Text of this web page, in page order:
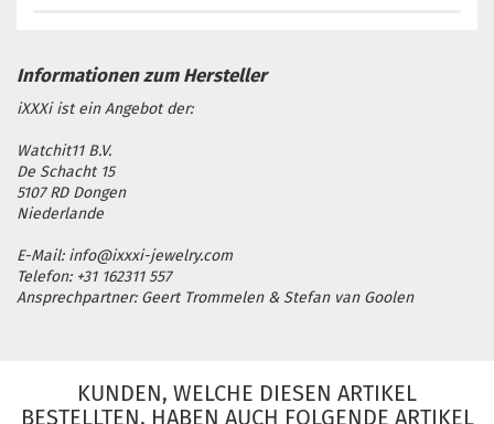
iXXXi ist ein Angebot der:
Watchit11 B.V.
De Schacht 15
5107 RD Dongen
Niederlande
E-Mail: info@ixxxi-jewelry.com
Telefon: +31 162311 557
Ansprechpartner: Geert Trommelen & Stefan van Goolen
KUNDEN, WELCHE DIESEN ARTIKEL
BESTELLTEN, HABEN AUCH FOLGENDE ARTIKEL